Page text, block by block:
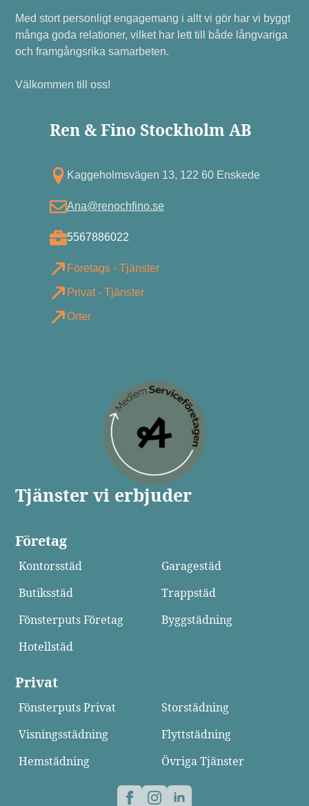
Med stort personligt engagemang i allt vi gör har vi byggt
många goda relationer, vilket har lett till både långvariga
och framgångsrika samarbeten.
Välkommen till oss!
Ren & Fino Stockholm AB
Kagg eholmsvägen 13, 122 60 Enskede
Ana@renochfino.se
5567886022
Företags - Tjänster
Privat - Tjänster
Orter
Tjänster vi erbjuder
Företag
Kontorsstäd
Garagestäd
Butiksstäd
Trappstäd
Fönsterputs Företag
Byggstädning
Hotellstäd
Privat
Fönsterputs Privat
Storstädning
Visningsstädning
Flyttstädning
Hemstädning
Övriga Tjänster